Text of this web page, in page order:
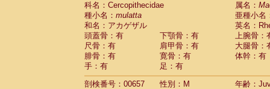
科名：Cercopithecidae
属名：
種小名： mulatta
亜種小名
和名：アカゲザル
英名：
頭蓋骨：有
下顎骨：有
上腕骨：
尺骨：有
肩甲骨：有
大腿骨：
腓骨：有
寛骨：有
体幹：有
手：有
足：有
剖検番号：00657
性別：M
年齢：